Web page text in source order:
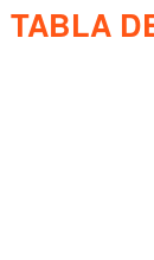
TABLA